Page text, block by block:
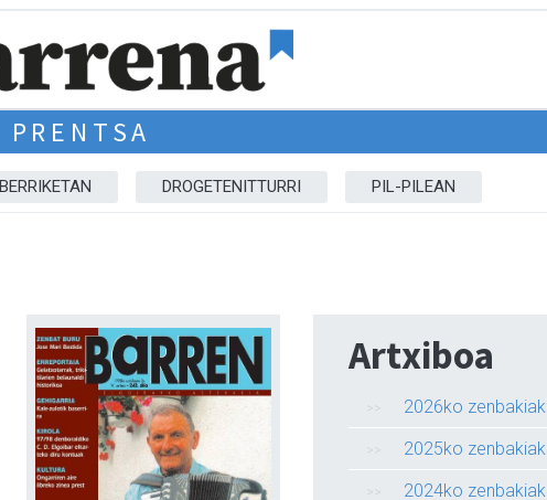
PRENTSA
BERRIKETAN DROGETENITTURRI PIL-PILEAN
Artxiboa
2026ko zenbakiak
2025ko zenbakiak
2024ko zenbakiak